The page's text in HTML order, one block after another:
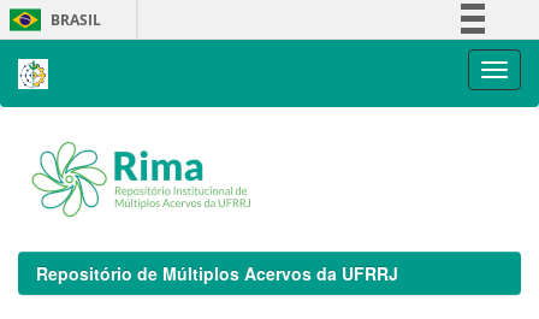
Skip
navigation
BRASIL
Repositório de Múltiplos Acervos da UFRRJ